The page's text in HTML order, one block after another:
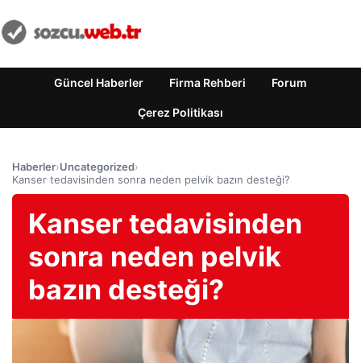
Güncel Haberler Firma Rehberi Forum
Çerez Politikası
Haberler›Uncategorized›
Kanser tedavisinden sonra neden pelvik bazın desteği?
Kanser tedavisinden
sonra neden pelvik
bazın desteği?